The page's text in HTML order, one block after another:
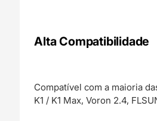
Alta Compatibilidade
Compatível com a maioria
K1 / K1 Max, Voron 2.4,